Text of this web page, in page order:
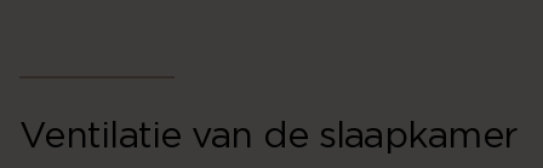
Ventilatie van de slaapkamer